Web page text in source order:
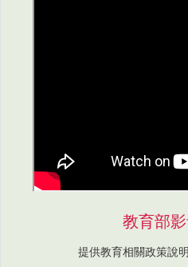
教育部
提供教育相關政策說